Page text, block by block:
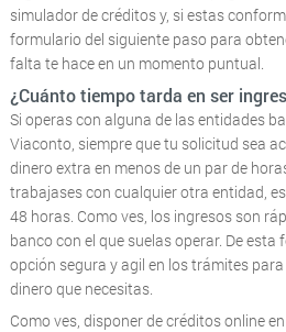
simulador de créditos y, si estas
formulario del siguiente paso para
falta te hace en un momento puntual.
¿Cuánto tiempo tarda en ser
Si operas con alguna de las entidades
Viaconto, siempre que tu solicitud sea
dinero extra en menos de un par de
trabajases con cualquier otra entidad,
48 horas. Como ves, los ingresos son
banco con el que suelas operar. De
opción segura y agil en los trámites
dinero que necesitas.
Como ves, disponer de créditos online